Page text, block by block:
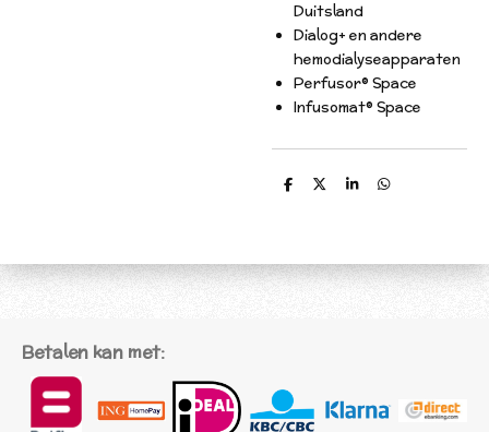
Duitsland
Dialog+ en andere
hemodialyseapparaten
Perfusor® Space
Infusomat® Space
D
D
S
D
Betalen kan met: